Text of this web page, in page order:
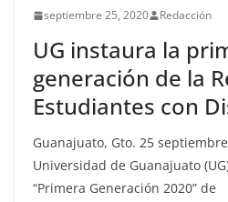
septiembre 25, 2020 Redacción
UG instaura la
generación de la
Estudiantes con
Guanajuato, Gto. 25
Universidad de Guanajuato
“Primera Generación 2020” de